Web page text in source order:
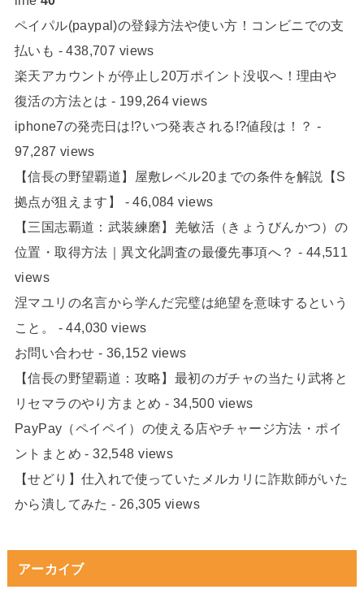
ペイパル(paypal)の登録方法や使い方！コンビニでの支
払いも - 438,707 views
楽天アカウントが停止し20万ポイント没収へ！理由や
復活の方法とは - 199,264 views
iphone7の発売日は!?いつ発表される!?値段は！？ -
97,287 views
【信長の野望覇道】屋敷レベル20までの条件を解説【S
拠点が狙えます】
- 46,084 views
【三国志覇道：武装練磨】羌敏活（きょうびんかつ）の
位置・取得方法｜異文化調査の最優先事項へ？ - 44,511
views
涅マユリの名言から学んだ完璧は絶望を意味するという
こと。
- 44,030 views
お問い合わせ - 36,152 views
【信長の野望覇道：攻略】最初のガチャの当たり武将と
リセマラのやり方まとめ - 34,500 views
PayPay（ペイペイ）の使える店やチャージ方法・ポイ
ントまとめ - 32,548 views
【せどり】仕入れで使っていたメルカリに詐欺師がいた
から潰してみた - 26,305 views
アーカイブ